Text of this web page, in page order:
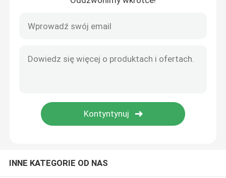
Ultradźwiękowy Cell Disruptor
Reaktor ultradźwiękowy
Piezoelektryczne dyski ceramiczne
INNE KATEGORIE OD NAS